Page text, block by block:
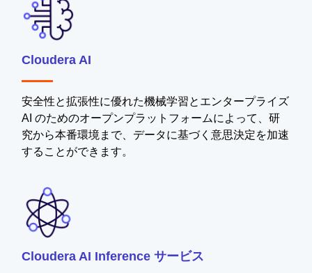
Cloudera AI
安全性と拡張性に優れた機械学習とエンタープライズ
AI のためのオープンプラットフォームによって、研
究から本番環境まで、データに基づく意思決定を加速
することができます。
Cloudera AI Inference サービス